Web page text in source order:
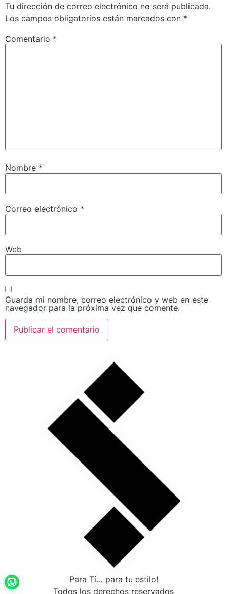
Tu dirección de correo electrónico no será publicada.
Los campos obligatorios están marcados con *
Comentario *
Nombre *
Correo electrónico *
Web
Guarda mi nombre, correo electrónico y web en este
navegador para la próxima vez que comente.
Para Tí… para tu estilo!
Todos los derechos reservados